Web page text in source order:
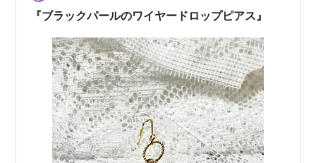
『ブラックパールのワイヤードロップピアス』